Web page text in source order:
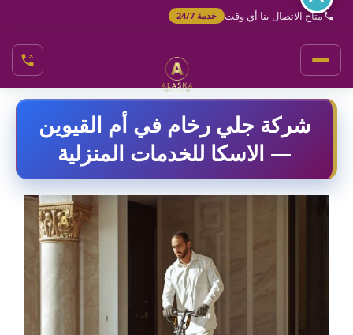
تخطي
المحتوى
متاح الاتصال بنا أي وقت خدمة 24/7
شركة جلي رخام في أم القيوين
— الاسكا للخدمات المنزلية